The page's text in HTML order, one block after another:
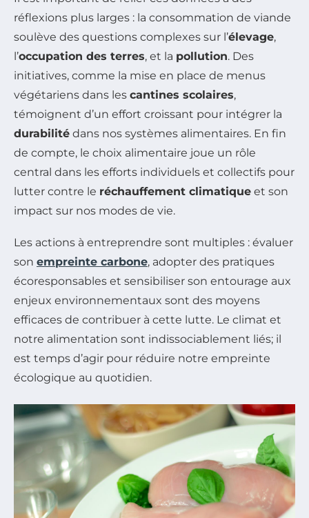
réflexions plus larges : la consommation de viande
soulève des questions complexes sur l’élevage,
l’occupation des terres, et la pollution. Des
initiatives, comme la mise en place de menus
végétariens dans les cantines scolaires,
témoignent d’un effort croissant pour intégrer la
durabilité dans nos systèmes alimentaires. En fin
de compte, le choix alimentaire joue un rôle
central dans les efforts individuels et collectifs pour
lutter contre le réchauffement climatique et son
impact sur nos modes de vie.
Les actions à entreprendre sont multiples : évaluer
son empreinte carbone, adopter des pratiques
écoresponsables et sensibiliser son entourage aux
enjeux environnementaux sont des moyens
efficaces de contribuer à cette lutte. Le climat et
notre alimentation sont indissociablement liés; il
est temps d’agir pour réduire notre empreinte
écologique au quotidien.